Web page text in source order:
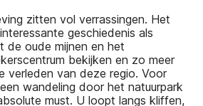
zitten vol verrassingen. Het
geschiedenis als
de oude mijnen en het
bekijken en zo meer
verleden van deze regio. Voor
wandeling door het natuurpark
must. U loopt langs kliffen,